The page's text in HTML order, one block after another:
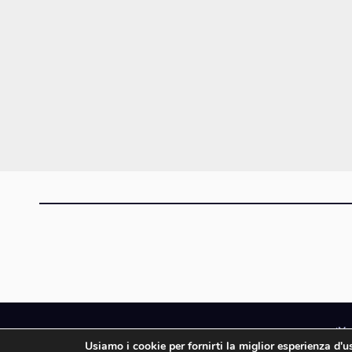
iMagazine è un
Usiamo i cookie per fornirti la miglior esperienza